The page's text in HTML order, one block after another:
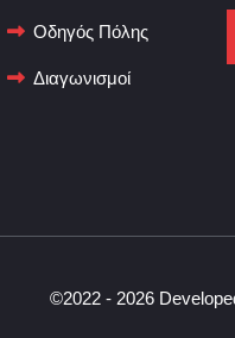
Οδηγός Πόλης
Διαγωνισμοί
©2022 - 2026